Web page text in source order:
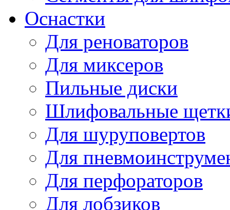
Оснастки
Для реноваторов
Для миксеров
Пильные диски
Шлифовальные
Для шуруповертов
Для
Для перфораторов
Для лобзиков